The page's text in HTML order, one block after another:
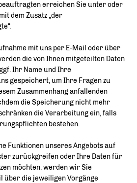
erreichen Sie unter oder
dem Zusatz „der
mit uns per E-Mail oder über
die von Ihnen mitgeteilten Daten
Ihr Name und Ihre
gespeichert, um Ihre Fragen zu
Zusammenhang anfallenden
die Speicherung nicht mehr
die Verarbeitung ein, falls
bestehen.
Funktionen unseres Angebots auf
zurückgreifen oder Ihre Daten für
möchten, werden wir Sie
über die jeweiligen Vorgänge